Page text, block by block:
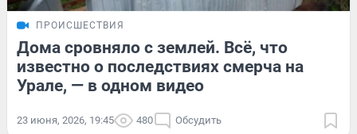
ПРОИСШЕСТВИЯ
Дома сровняло с землей. Всё, что
известно о последствиях смерча на
Урале, — в одном видео
23 июня, 2026, 19:45 480 Обсудить